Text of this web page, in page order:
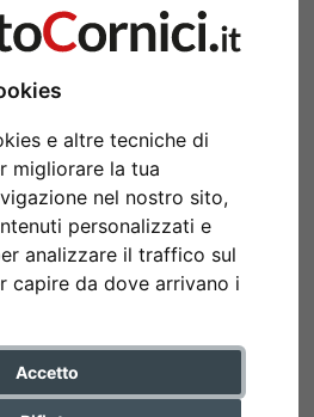
e altre tecniche di
migliorare la tua
nel nostro sito,
personalizzati e
analizzare il traffico sul
capire da dove arrivano i
Accetto